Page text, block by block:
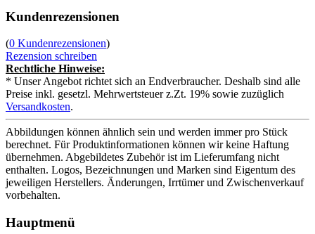
Kundenrezensionen
(0 Kundenrezensionen)
Rezension schreiben
Rechtliche Hinweise:
* Unser Angebot richtet sich an Endverbraucher. Deshalb sind alle
Preise inkl. gesetzl. Mehrwertsteuer z.Zt. 19% sowie zuzüglich
Versandkosten.
Abbildungen können ähnlich sein und werden immer pro Stück
berechnet. Für Produktinformationen können wir keine Haftung
übernehmen. Abgebildetes Zubehör ist im Lieferumfang nicht
enthalten. Logos, Bezeichnungen und Marken sind Eigentum des
jeweiligen Herstellers. Änderungen, Irrtümer und Zwischenverkauf
vorbehalten.
Hauptmenü